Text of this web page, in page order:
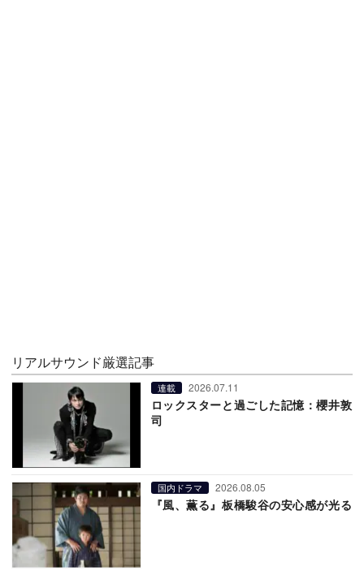
リアルサウンド厳選記事
連載 2026.07.11
ロックスターと過ごした記憶：櫻井敦
司
国内ドラマ 2026.08.05
『風、薫る』板橋駿谷の安心感が光る